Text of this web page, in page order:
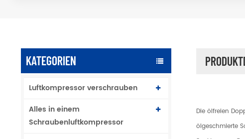
KATEGORIEN
Luftkompressor verschrauben
Alles in einem
Schraubenluftkompressor
Die ölfreien
ölgeschmierte